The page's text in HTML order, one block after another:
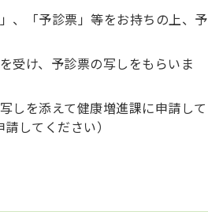
、「予診票」等をお持ちの上、予
受け、予診票の写しをもらいま
しを添えて健康増進課に申請して
してください）